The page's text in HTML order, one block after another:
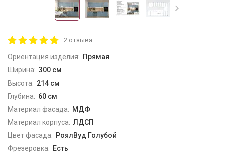
2 отзыва
Ориентация изделия: Прямая
Ширина: 300 см
Высота: 214 см
Глубина: 60 см
Материал фасада: МДФ
Материал корпуса: ЛДСП
Цвет фасада: РоялВуд Голубой
Фрезеровка: Есть